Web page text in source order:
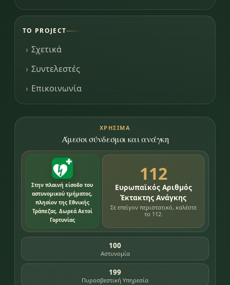
ΤΟ PROJECT
Σχετικά
Συντελεστές
Επικοινωνία
ΧΡΉΣΙΜΑ
Άμεσοι σύνδεσμοι και ανάγκη
Στην πλαινή είσοδο του
αστυνομικού τμήματος,
πλησίον της Εθνικής
Τράπεζας. Δωρεά Αετοί
Γορτυνίας
112
Ευρωπαϊκός Αριθμός
Έκτακτης Ανάγκης
Σε επείγον περιστατικό, καλέστε
το 112.
100
Αστυνομία
199
Πυροσβεστική Υπηρεσία